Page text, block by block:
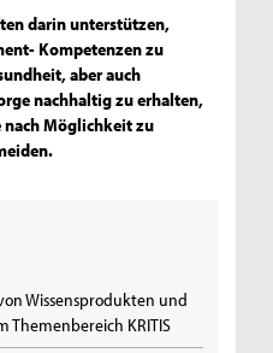
darin unterstützen,
Kompetenzen zu
aber auch
nachhaltig zu erhalten,
nach Möglichkeit zu
Wissensprodukten und
Themenbereich KRITIS